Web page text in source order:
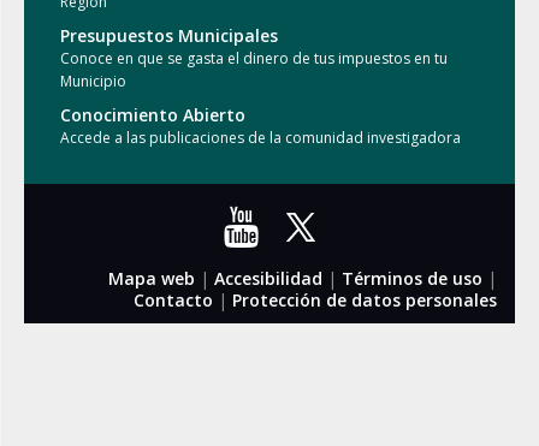
Presupuestos Municipales
Conoce en que se gasta el dinero de tus impuestos en tu
Municipio
Conocimiento Abierto
Accede a las publicaciones de la comunidad investigadora
Mapa web | Accesibilidad | Términos de uso |
Contacto | Protección de datos personales